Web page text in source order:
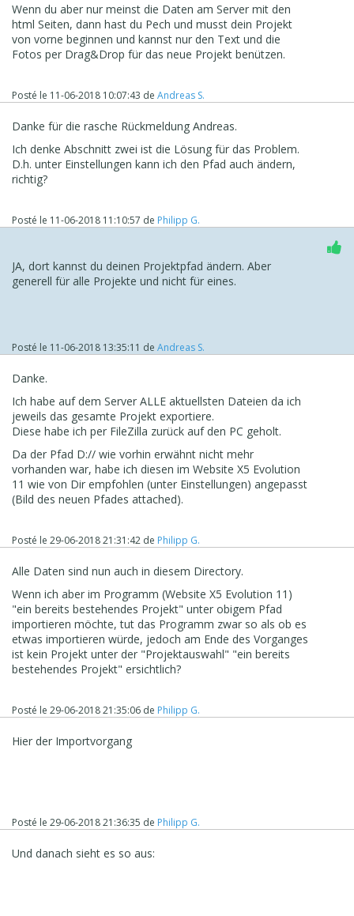
Wenn du aber nur meinst die Daten am Server mit den
html Seiten, dann hast du Pech und musst dein Projekt
von vorne beginnen und kannst nur den Text und die
Fotos per Drag&Drop für das neue Projekt benützen.
Posté le 11-06-2018 10:07:43 de Andreas S.
Danke für die rasche Rückmeldung Andreas.
Ich denke Abschnitt zwei ist die Lösung für das Problem.
D.h. unter Einstellungen kann ich den Pfad auch ändern,
richtig?
Posté le 11-06-2018 11:10:57 de Philipp G.
JA, dort kannst du deinen Projektpfad ändern. Aber
generell für alle Projekte und nicht für eines.
Posté le 11-06-2018 13:35:11 de Andreas S.
Danke.
Ich habe auf dem Server ALLE aktuellsten Dateien da ich
jeweils das gesamte Projekt exportiere.
Diese habe ich per FileZilla zurück auf den PC geholt.
Da der Pfad D:// wie vorhin erwähnt nicht mehr
vorhanden war, habe ich diesen im Website X5 Evolution
11 wie von Dir empfohlen (unter Einstellungen) angepasst
(Bild des neuen Pfades attached).
Posté le 29-06-2018 21:31:42 de Philipp G.
Alle Daten sind nun auch in diesem Directory.
Wenn ich aber im Programm (Website X5 Evolution 11)
"ein bereits bestehendes Projekt" unter obigem Pfad
importieren möchte, tut das Programm zwar so als ob es
etwas importieren würde, jedoch am Ende des Vorganges
ist kein Projekt unter der "Projektauswahl" "ein bereits
bestehendes Projekt" ersichtlich?
Posté le 29-06-2018 21:35:06 de Philipp G.
Hier der Importvorgang
Posté le 29-06-2018 21:36:35 de Philipp G.
Und danach sieht es so aus: